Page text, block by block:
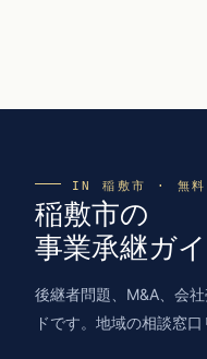
IN 稲敷市 · 無料
稲敷市の
事業承継ガ
後継者問題、M&A、会
ドです。地域の相談窓口